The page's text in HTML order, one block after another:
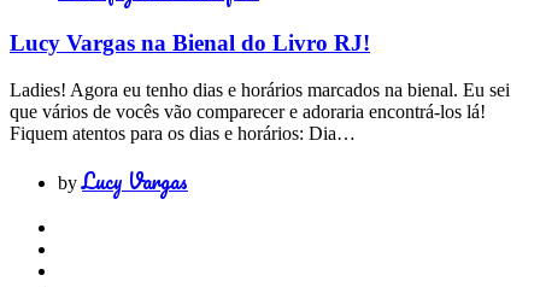
Lucy Vargas na Bienal do Livro RJ!
Ladies! Agora eu tenho dias e horários marcados na bienal. Eu sei
que vários de vocês vão comparecer e adoraria encontrá-los lá!
Fiquem atentos para os dias e horários: Dia…
byLucy Vargas